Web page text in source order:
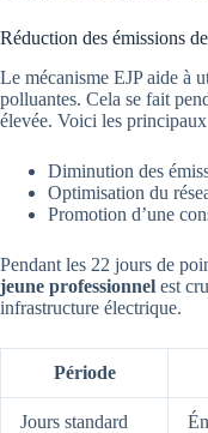
Réduction des émissions
Le mécanisme EJP aide à
polluantes. Cela se fait
élevée. Voici les
Diminution des
Optimisation du
Promotion d’une
Pendant les 22 jours de
jeune professionnel est
infrastructure électrique.
Période
Jours standard